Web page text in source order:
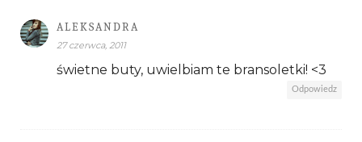
ALEKSANDRA
27 czerwca, 2011
świetne buty, uwielbiam te bransoletki! <3
Odpowiedz